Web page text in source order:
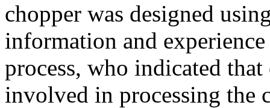
chopper was designed
information and
process, who indicated
involved in processing the